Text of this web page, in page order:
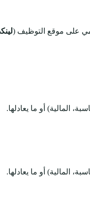
على موقع التوظيف (
المالية) أو ما يعادلها.
المالية) أو ما يعادلها.